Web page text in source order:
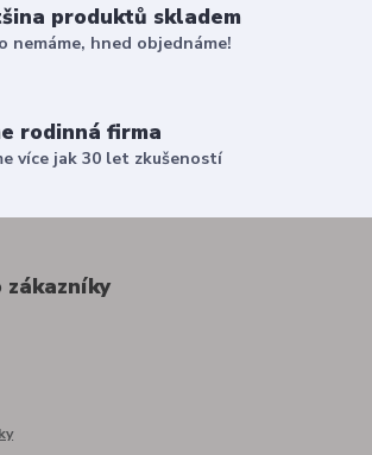
produktů skladem
nemáme, hned objednáme!
rodinná firma
více jak 30 let zkušeností
zákazníky